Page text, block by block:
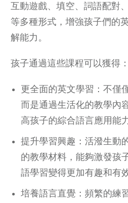
互動遊戲、填空、詞語配對
等多種形式，增強孩子們的
解能力。
孩子通過這些課程可以獲得：
更全面的英文學習：不僅
而是通過生活化的教學內
高孩子的綜合語言應用能力
提升學習興趣：活潑生動
的教學材料，能夠激發孩
語學習變得更加有趣和有效
培養語言直覺：頻繁的練